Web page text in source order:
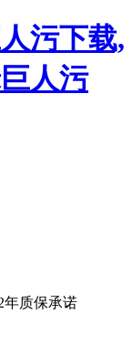
污下载,
人污
质保承诺